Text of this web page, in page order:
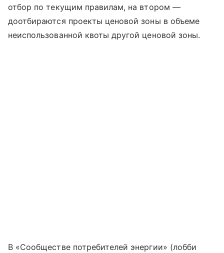
отбор по текущим правилам, на втором —
доотбираются проекты ценовой зоны в объеме
неиспользованной квоты другой ценовой зоны.
В «Сообществе потребителей энергии» (лобби